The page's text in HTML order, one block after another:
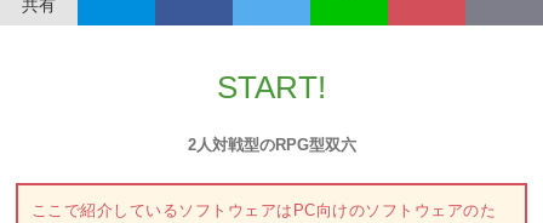
共有
START!
2人対戦型のRPG型双六
ここで紹介しているソフトウェアはPC向けのソフトウェアのた